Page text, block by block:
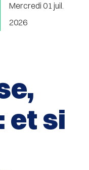
Mercredi 01 juil.
2026
et si